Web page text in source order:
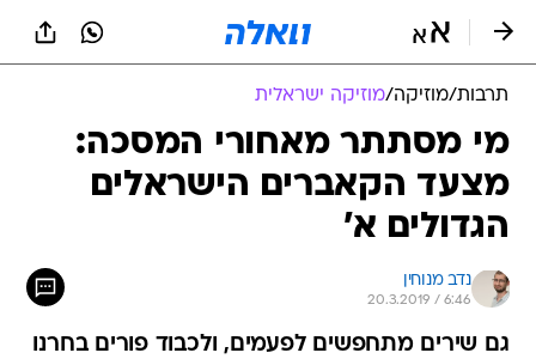
תרבות/מוזיקה/מוזיקה ישראלית
מי מסתתר מאחורי המסכה:
מצעד הקאברים הישראלים
הגדולים א'
נדב מנוחין
20.3.2019 / 6:46
גם שירים מתחפשים לפעמים, ולכבוד פורים בחרנו